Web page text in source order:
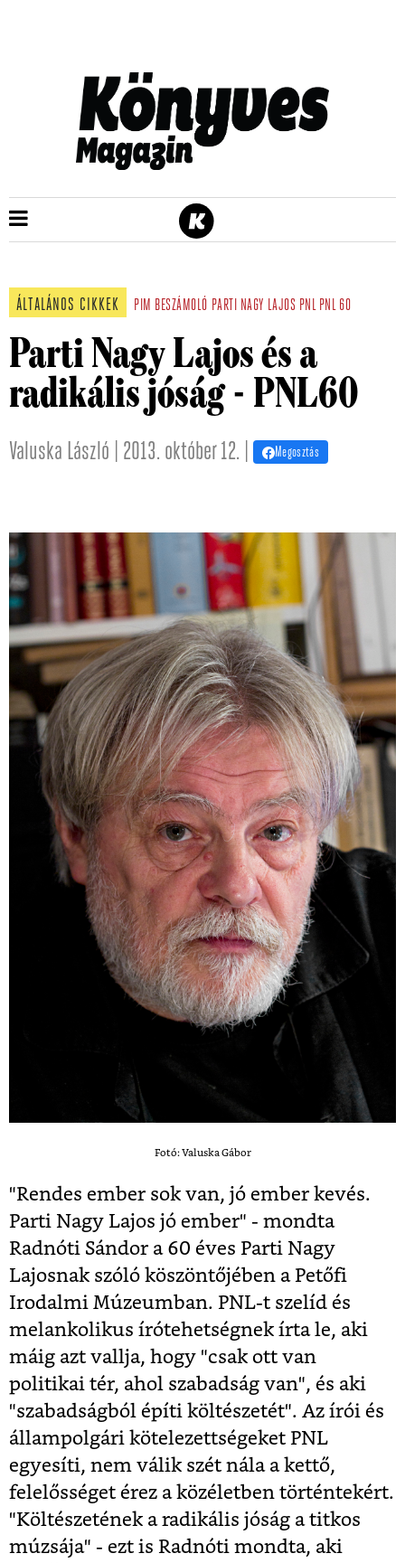
ÁLTALÁNOS CIKKEK PIM BESZÁMOLÓ PARTI NAGY LAJOS PNL PNL 60
Parti Nagy Lajos és a
radikális jóság - PNL60
Valuska László | 2013. október 12. | Megosztás
Fotó: Valuska Gábor
"Rendes ember sok van, jó ember kevés.
Parti Nagy Lajos jó ember" - mondta
Radnóti Sándor a 60 éves Parti Nagy
Lajosnak szóló köszöntőjében a Petőfi
Irodalmi Múzeumban. PNL-t szelíd és
melankolikus írótehetségnek írta le, aki
máig azt vallja, hogy "csak ott van
politikai tér, ahol szabadság van", és aki
"szabadságból építi költészetét". Az írói és
állampolgári kötelezettségeket PNL
egyesíti, nem válik szét nála a kettő,
felelősséget érez a közéletben történtekért.
"Költészetének a radikális jóság a titkos
múzsája" - ezt is Radnóti mondta, aki